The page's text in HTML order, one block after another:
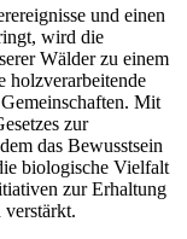
und einen
wird die
Wälder zu einem
holzverarbeitende
Mit
zur
das Bewusstsein
biologische Vielfalt
zur Erhaltung